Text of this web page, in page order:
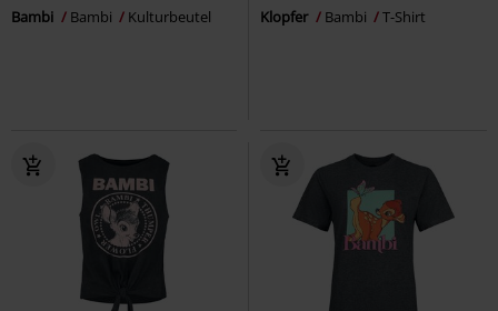
Bambi Bambi Kulturbeutel Klopfer Bambi T-Shirt